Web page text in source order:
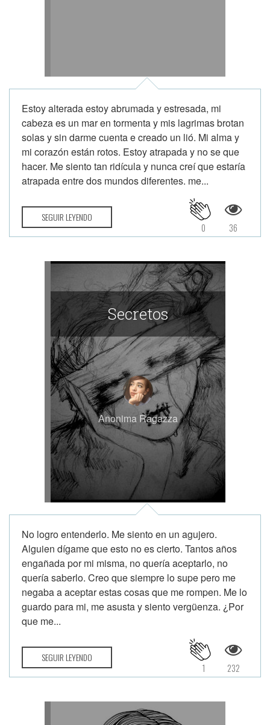
Estoy alterada estoy abrumada y estresada, mi
cabeza es un mar en tormenta y mis lagrimas brotan
solas y sin darme cuenta e creado un lió. Mi alma y
mi corazón están rotos. Estoy atrapada y no se que
hacer. Me siento tan ridícula y nunca creí que estaría
atrapada entre dos mundos diferentes. me...
SEGUIR LEYENDO
36
0
Secretos
Anonima Ragazza
No logro entenderlo. Me siento en un agujero.
Alguien dígame que esto no es cierto. Tantos años
engañada por mi misma, no quería aceptarlo, no
quería saberlo. Creo que siempre lo supe pero me
negaba a aceptar estas cosas que me rompen. Me lo
guardo para mi, me asusta y siento vergüenza. ¿Por
que me...
SEGUIR LEYENDO
232
1